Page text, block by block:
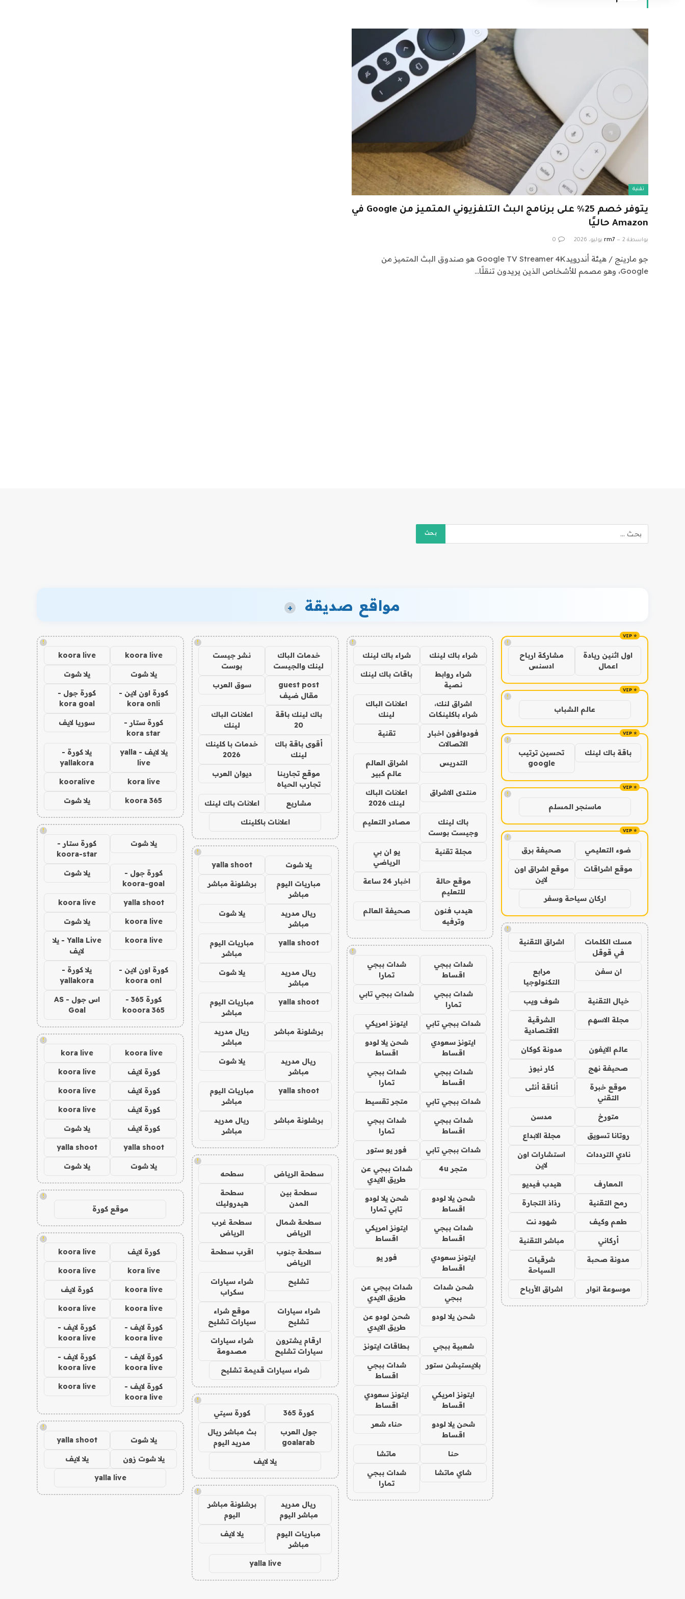
تقنية
يتوفر خصم 25% على برنامج البث التلفزيوني المتميز من Google في
Amazon حاليًا
بواسطة rm7 2 يوليو، 2026 0
جو مارينج / هيئة أندرويدGoogle TV Streamer 4K هو صندوق البث المتميز من
Google، وهو مصمم للأشخاص الذين يريدون تنقلًا…
مواقع صديقة +
!
اول اثنين ريادة
اعمال
مشاركة ارباح
ادسنس
!
عالم الشباب
!
باقة باك لينك
تحسين ترتيب
google
!
ماسنجر المسلم
!
ضوء التعليمي صحيفة برق
موقع اشراقات
موقع اشراق اون
لاين
اركان سياحة وسفر
!
مسك الكلمات
في قوقل
اشراق التقنية
ان سفن
مرابع
التكنولوجيا
خيال التقنية شوف ويب
مجلة الاسهم
الشرقية
الاقتصادية
عالم الايفون مدونة كوكان
صحيفة نهج كار نيوز
موقع خبرة
التقني
أناقة أنثى
متورخ مدسن
روتانا تسويق مجلة الابداع
نادي الترددات
استشارات اون
لاين
المعارف هيدب فيديو
رمح التقنية رذاذ التجارة
طعم وكيف شهود نت
أركاني مباشر التقنية
مدونة صحبة
شرقيات
السياحة
موسوعة انوار اشراق الأرباح
!
شراء باك لينك شراء باك لينك
شراء روابط
نصية
باقات باك لينك
اشراق لنك،
شراء باكلينكات
اعلانات الباك
لينك
فودوافون اخبار
الاتصالات
تقنية
التدريس
اشراق العالم
عالم كبير
منتدى الاشراق
اعلانات الباك
لينك 2026
باك لينك
وجيست بوست
مصادر التعليم
مجلة تقنية
يو ان بي
الرياضي
موقع حالة
للتعليم
اخبار 24 ساعة
هيدب فنون
وترفيه
صحيفة العالم
!
شدات ببجي
اقساط
شدات ببجي
تمارا
شدات ببجي
تمارا
شدات ببجي تابي
شدات ببجي تابي ايتونز امريكي
ايتونز سعودي
اقساط
شحن يلا لودو
اقساط
شدات ببجي
اقساط
شدات ببجي
تمارا
شدات ببجي تابي متجر تقسيط
شدات ببجي
اقساط
شدات ببجي
تمارا
شدات ببجي تابي فور يو ستور
متجر 4u
شدات ببجي عن
طريق الايدي
شحن يلا لودو
اقساط
شحن يلا لودو
تابي تمارا
شدات ببجي
اقساط
ايتونز امريكي
اقساط
ايتونز سعودي
اقساط
فور يو
شحن شدات
ببجي
شدات ببجي عن
طريق الايدي
شحن يلا لودو
شحن لودو عن
طريق الايدي
شعبية ببجي بطاقات ايتونز
بلايستيشن ستور
شدات ببجي
اقساط
ايتونز امريكي
اقساط
ايتونز سعودي
اقساط
شحن يلا لودو
اقساط
حناء شعر
حنا ماتشا
شاي ماتشا
شدات ببجي
تمارا
!
خدمات الباك
لينك والجيست
نشر جيست
بوست
guest post
مقال ضيف
سوق العرب
باك لينك باقة
20
اعلانات الباك
لينك
أقوى باقة باك
لينك
خدمات با كلينك
2026
موقع تجاربنا
تجارب الحياه
ديوان العرب
مشاريع اعلانات باك لينك
اعلانات باكلينك
!
يلا شوت yalla shoot
مباريات اليوم
مباشر
برشلونة مباشر
ريال مدريد
مباشر
يلا شوت
yalla shoot
مباريات اليوم
مباشر
ريال مدريد
مباشر
يلا شوت
yalla shoot
مباريات اليوم
مباشر
برشلونة مباشر
ريال مدريد
مباشر
ريال مدريد
مباشر
يلا شوت
yalla shoot
مباريات اليوم
مباشر
برشلونة مباشر
ريال مدريد
مباشر
!
سطحة الرياض سطحه
سطحة بين
المدن
سطحة
هيدروليك
سطحة شمال
الرياض
سطحة غرب
الرياض
سطحة جنوب
الرياض
اقرب سطحة
تشليح
شراء سيارات
سكراب
شراء سيارات
تشليح
موقع شراء
سيارات تشليح
ارقام يشترون
سيارات تشليح
شراء سيارات
مصدومة
شراء سيارات قديمة تشليح
!
كورة 365 كورة سيتي
جول العرب
goalarab
بث مباشر ريال
مدريد اليوم
يلا لايف
!
ريال مدريد
مباشر اليوم
برشلونة مباشر
اليوم
مباريات اليوم
مباشر
يلا لايف
yalla live
!
koora live
koora live
يلا شوت يلا شوت
كورة اون لاين -
kora onli
كورة جول -
kora goal
كورة ستار -
kora star
سوريا لايف
يلا لايف - yalla
live
يلا كورة -
yallakora
kora live
kooralive
koora 365 يلا شوت
!
يلا شوت
كورة ستار -
koora-star
كورة جول -
koora-goal
يلا شوت
yalla shoot
koora live
koora live يلا شوت
koora live
Yalla Live - يلا
لايف
كورة اون لاين -
koora onl
يلا كورة -
yallakora
كورة 365 -
kooora 365
اس جول - AS
Goal
!
koora live
kora live
كورة لايف koora live
كورة لايف koora live
كورة لايف koora live
كورة لايف يلا شوت
yalla shoot
yalla shoot
يلا شوت يلا شوت
!
موقع كورة
!
كورة لايف koora live
kora live
koora live
koora live كورة لايف
koora live
koora live
كورة لايف -
koora live
كورة لايف -
koora live
كورة لايف -
koora live
كورة لايف -
koora live
كورة لايف -
koora live
koora live
!
يلا شوت yalla shoot
يلا شوت زون يلا لايف
yalla live